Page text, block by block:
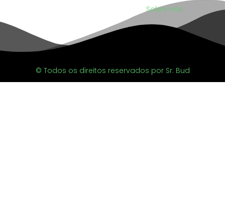
Sobre nós
© Todos os direitos reservados por Sr. Bud